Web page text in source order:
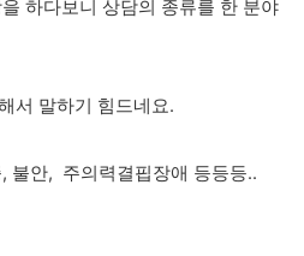
하다보니 상담의 종류를 한 분야
서 말하기 힘드네요.
불안, 주의력결핍장애 등등등..